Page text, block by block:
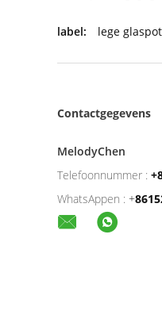
label: lege
Contactgegevens
MelodyChen
Telefoonnummer :
WhatsAppen : +